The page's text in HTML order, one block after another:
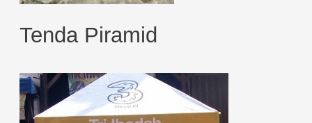
Tenda Piramid